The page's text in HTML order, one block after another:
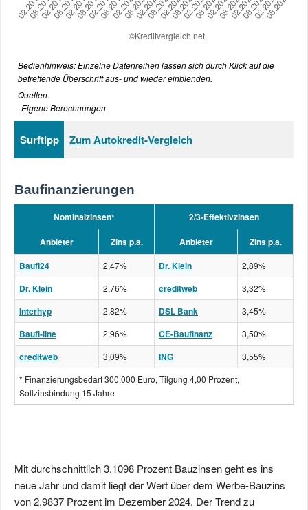
Bedienhinweis: Einzelne Datenreihen lassen sich durch Klick auf die
betreffende Überschrift aus- und wieder einblenden.
Quellen:
Eigene Berechnungen
Surftipp Zum Autokredit-Vergleich
Baufinanzierungen
Nominalzinsen*
2/3-Effektivzinsen
Anbieter
Zins p.a. Anbieter
Zins p.a.
Baufi24
2,47% Dr. Klein 2,89%
Dr. Klein 2,76% creditweb 3,32%
Interhyp 2,82% DSL Bank 3,45%
Baufi-line 2,96% CE-Baufinanz 3,50%
creditweb 3,09% ING
3,55%
* Finanzierungsbedarf 300.000 Euro, Tilgung 4,00 Prozent,
Sollzinsbindung 15 Jahre
Mit durchschnittlich 3,1098 Prozent Bauzinsen geht es ins
neue Jahr und damit liegt der Wert über dem Werbe-Bauzins
von 2,9837 Prozent im Dezember 2024. Der Trend zu